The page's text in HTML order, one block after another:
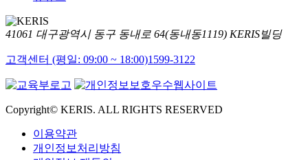
41061 대구광역시 동구 동내로 64(동내동1119) KERIS빌딩
고객센터 (평일: 09:00 ~ 18:00)1599-3122
Copyright© KERIS. ALL RIGHTS RESERVED
이용약관
개인정보처리방침